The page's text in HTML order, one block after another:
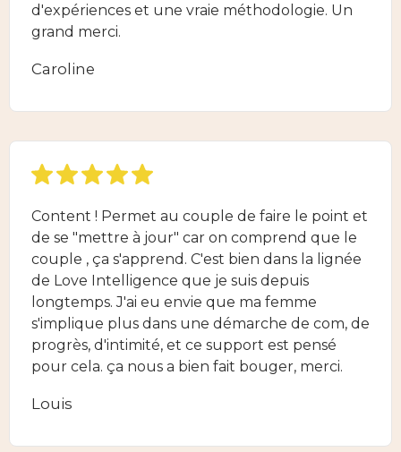
d'expériences et une vraie méthodologie. Un
grand merci.
Caroline
Content ! Permet au couple de faire le point et
de se "mettre à jour" car on comprend que le
couple , ça s'apprend. C'est bien dans la lignée
de Love Intelligence que je suis depuis
longtemps. J'ai eu envie que ma femme
s'implique plus dans une démarche de com, de
progrès, d'intimité, et ce support est pensé
pour cela. ça nous a bien fait bouger, merci.
Louis